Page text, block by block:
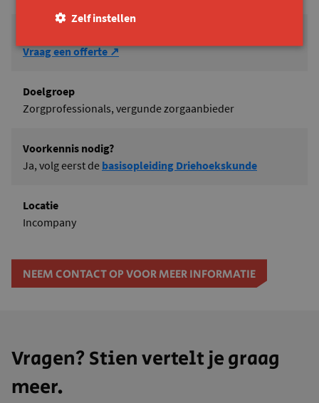
Vraag een offerte ↗
Doelgroep
Zorgprofessionals, vergunde zorgaanbieder
Voorkennis nodig?
Ja, volg eerst de basisopleiding Driehoekskunde
Locatie
Incompany
NEEM CONTACT OP VOOR MEER INFORMATIE
Vragen? Stien vertelt je graag
meer.
Zelf instellen